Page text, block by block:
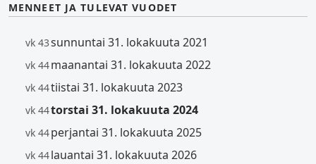
MENNEET JA TULEVAT VUODET
vk 43sunnuntai 31. lokakuuta 2021
vk 44maanantai 31. lokakuuta 2022
vk 44tiistai 31. lokakuuta 2023
vk 44torstai 31. lokakuuta 2024
vk 44perjantai 31. lokakuuta 2025
vk 44lauantai 31. lokakuuta 2026